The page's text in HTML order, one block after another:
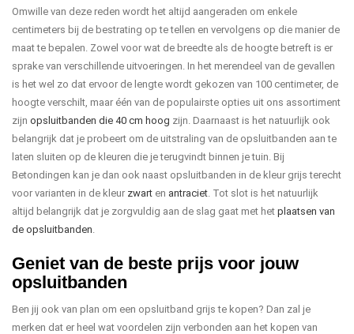
Omwille van deze reden wordt het altijd aangeraden om enkele
centimeters bij de bestrating op te tellen en vervolgens op die manier de
maat te bepalen. Zowel voor wat de breedte als de hoogte betreft is er
sprake van verschillende uitvoeringen. In het merendeel van de gevallen
is het wel zo dat ervoor de lengte wordt gekozen van 100 centimeter, de
hoogte verschilt, maar één van de populairste opties uit ons assortiment
zijn opsluitbanden die 40 cm hoog zijn. Daarnaast is het natuurlijk ook
belangrijk dat je probeert om de uitstraling van de opsluitbanden aan te
laten sluiten op de kleuren die je terugvindt binnen je tuin. Bij
Betondingen kan je dan ook naast opsluitbanden in de kleur grijs terecht
voor varianten in de kleur zwart en antraciet. Tot slot is het natuurlijk
altijd belangrijk dat je zorgvuldig aan de slag gaat met het plaatsen van
de opsluitbanden.
Geniet van de beste prijs voor jouw
opsluitbanden
Ben jij ook van plan om een opsluitband grijs te kopen? Dan zal je
merken dat er heel wat voordelen zijn verbonden aan het kopen van